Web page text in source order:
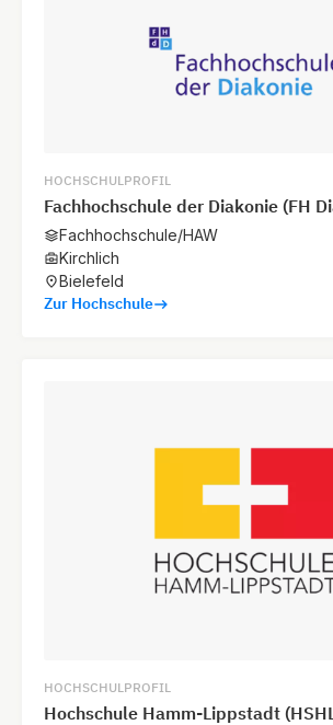
HOCHSCHULPROFIL
Fachhochschule der Diakonie (FH
Fachhochschule/HAW
Kirchlich
Bielefeld
Zur Hochschule
HOCHSCHULPROFIL
Hochschule Hamm-Lippstadt